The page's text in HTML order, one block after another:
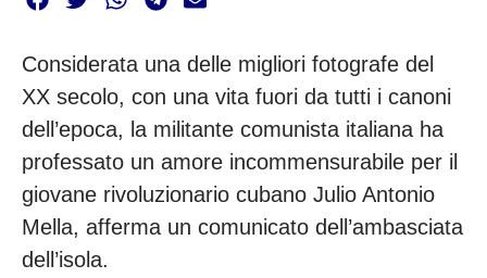
Considerata una delle migliori fotografe del
XX secolo, con una vita fuori da tutti i canoni
dell’epoca, la militante comunista italiana ha
professato un amore incommensurabile per il
giovane rivoluzionario cubano Julio Antonio
Mella, afferma un comunicato dell’ambasciata
dell’isola.